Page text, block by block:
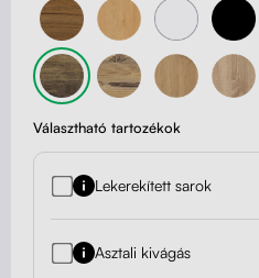
Választható tartozékok
Lekerekített sarok
Asztali kivágás